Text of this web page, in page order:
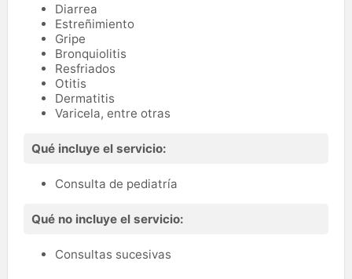
Diarrea
Estreñimiento
Gripe
Bronquiolitis
Resfriados
Otitis
Dermatitis
Varicela, entre otras
Qué incluye el servicio:
Consulta de pediatría
Qué no incluye el servicio:
Consultas sucesivas